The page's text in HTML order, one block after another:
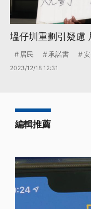
塭仔圳重劃引疑慮
居民 承諾書
2023/12/18 12:31
編輯推薦